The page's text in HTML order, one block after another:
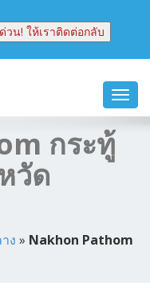
วน! ให้เราติดต่อกลับ
กระทู้
วัด
ง » Nakhon Pathom